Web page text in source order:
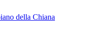
della Chiana